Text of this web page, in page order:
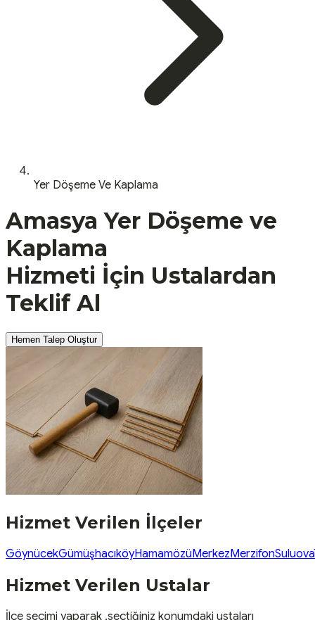
Yer Döşeme Ve Kaplama
Amasya Yer Döşeme ve
Kaplama
Hizmeti İçin Ustalardan
Teklif Al
Hemen Talep Oluştur
Hizmet Verilen İlçeler
GöynücekGümüşhacıköyHamamözüMerkezMerzifonSuluova
Hizmet Verilen Ustalar
İlçe seçimi yaparak ,seçtiğiniz konumdaki ustaları